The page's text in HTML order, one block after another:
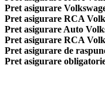
Pret asigurare
Pret asigurare RCA
Pret asigurare Auto
Pret asigurare RCA
Pret asigurare de
Pret asigurare